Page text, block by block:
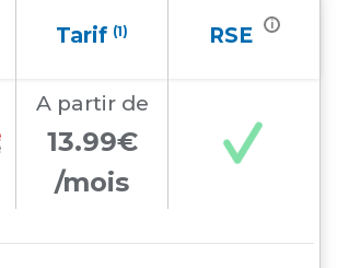
Tarif (1) RSE i
A partir de
13.99€
/mois